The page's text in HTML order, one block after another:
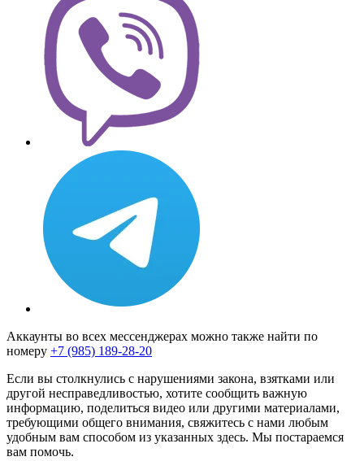
Аккаунты во всех мессенджерах можно также найти по
номеру +7 (985) 189-28-20
Если вы столкнулись с нарушениями закона, взятками или
другой несправедливостью, хотите сообщить важную
информацию, поделиться видео или другими материалами,
требующими общего внимания, свяжитесь с нами любым
удобным вам способом из указанных здесь. Мы постараемся
вам помочь.